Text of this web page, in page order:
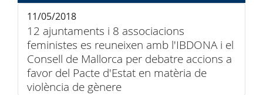
12 ajuntaments i 8 associacions
feministes es reuneixen amb l'IBDONA i el
Consell de Mallorca per debatre accions a
favor del Pacte d'Estat en matèria de
violència de gènere
11/05/2018